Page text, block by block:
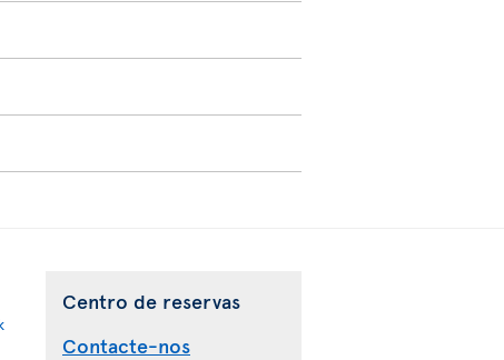
Centro de reservas
Contacte-nos